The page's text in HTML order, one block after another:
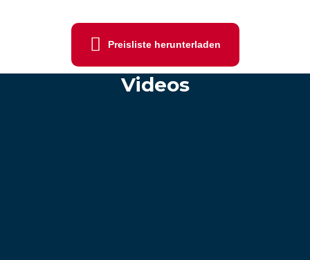
Preisliste herunterladen
Videos